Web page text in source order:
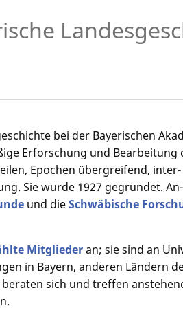
bei der Bayerischen
Erforschung und Bearbeitung
Epochen übergreifend, inter­
Sie wurde 1927 gegründet. An­
und dieSchwäbische
Mitgliederan; sie sind an
in Bayern, anderen Ländern
sich und treffen